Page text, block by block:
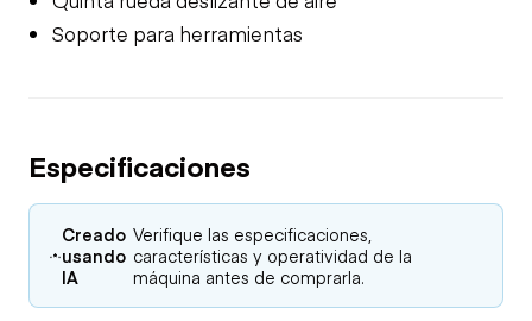
Soporte para herramientas
Especificaciones
Creado
usando
IA
Verifique las especificaciones,
características y operatividad de la
máquina antes de comprarla.